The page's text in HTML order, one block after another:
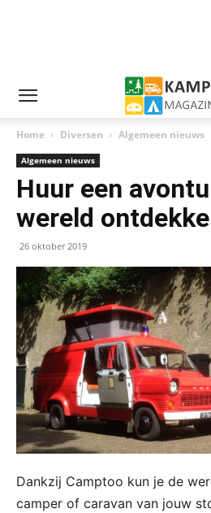
Home Diversen Algemeen nieuws
Algemeen nieuws
Huur een
wereld
26 oktober 2019
Dankzij Camptoo kun je de
camper of caravan van jouw